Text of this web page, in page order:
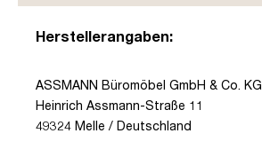
Herstellerangaben:
ASSMANN Büromöbel GmbH & Co. KG
Heinrich Assmann-Straße 11
49324 Melle / Deutschland